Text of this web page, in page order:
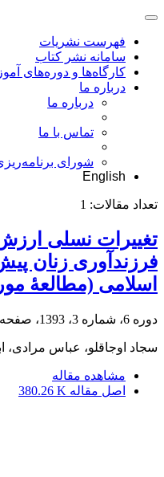
فهرست نشریات
سامانه نشر کتاب
کارگاه‌ها و دوره‌های
درباره ما
درباره ما
تماس با ما
شورای
English
تعداد مقالات: 1
تغییرات نسلی ارزش
فرزندآوری زنان
اسلامی (مطالعۀ
دوره 6، شماره 3، 1393، صفحه
سجاد اوجاقلو، عباس مرادی،
مشاهده مقاله
اصل مقاله 380.26 K